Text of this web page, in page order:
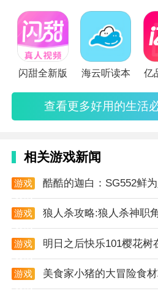
app特征
1. 智能唤醒：sleep cycle的核
2. 睡眠分析：应用使用手机的
闪甜全新版 海云听读本 亿
查看更多好用的生活
相关游戏新闻
游戏
酷酷的迦白：SG552鲜
游戏
狼人杀攻略:狼人杀神职
游戏
明日之后快乐101樱花树
游戏
美食家小猪的大冒险食